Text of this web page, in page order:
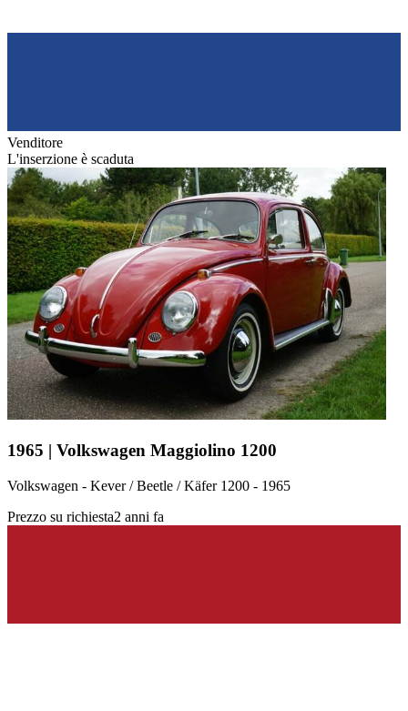
Venditore
L'inserzione è scaduta
1965 | Volkswagen Maggiolino 1200
Volkswagen - Kever / Beetle / Käfer 1200 - 1965
Prezzo su richiesta2 anni fa